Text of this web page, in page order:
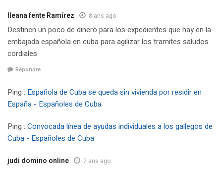
Ileana fente Ramírez 8 ans ago
Destinen un poco de dinero para los expedientes que hay en la
embajada española en cuba para agilizar los tramites saludos
cordiales
Répondre
Ping : Española de Cuba se queda sin vivienda por residir en
España - Españoles de Cuba
Ping : Convocada línea de ayudas individuales a los gallegos de
Cuba - Españoles de Cuba
judi domino online 7 ans ago